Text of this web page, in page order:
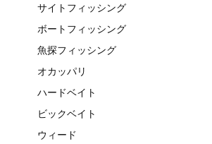
サイトフィッシング
ボートフィッシング
魚探フィッシング
オカッパリ
ハードベイト
ビックベイト
ウィード